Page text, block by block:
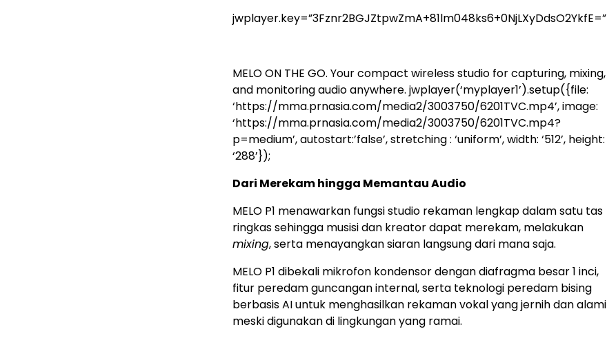
jwplayer.key=”3Fznr2BGJZtpwZmA+81lm048ks6+0NjLXyDdsO2YkfE=”
MELO ON THE GO. Your compact wireless studio for capturing, mixing,
and monitoring audio anywhere. jwplayer(‘myplayer1’).setup({file:
‘https://mma.prnasia.com/media2/3003750/6201TVC.mp4’, image:
‘https://mma.prnasia.com/media2/3003750/6201TVC.mp4?
p=medium’, autostart:’false’, stretching : ‘uniform’, width: ‘512’, height:
‘288’});
Dari Merekam hingga Memantau Audio
MELO P1 menawarkan fungsi studio rekaman lengkap dalam satu tas
ringkas sehingga musisi dan kreator dapat merekam, melakukan
mixing, serta menayangkan siaran langsung dari mana saja.
MELO P1 dibekali mikrofon kondensor dengan diafragma besar 1 inci,
fitur peredam guncangan internal, serta teknologi peredam bising
berbasis AI untuk menghasilkan rekaman vokal yang jernih dan alami
meski digunakan di lingkungan yang ramai.